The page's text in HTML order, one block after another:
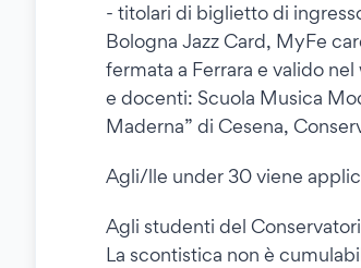
- titolari di biglietto di
Bologna Jazz Card, MyFe
fermata a Ferrara e valido
e docenti: Scuola Musica
Maderna” di Cesena,
Agli/lle under 30 viene
Agli studenti del
La scontistica non è